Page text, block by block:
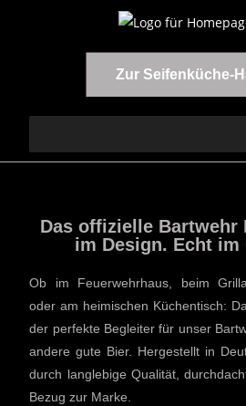
Zur Seifenküche-
Das offizielle Bartwehr
im Design. Echt im
Ob im Feuerwehrhaus, beim
oder am heimischen Küchentisch:
der perfekte Begleiter für unser
andere gute Bier. Hergestellt in
durch langlebige Qualität,
Bezug zur Marke.